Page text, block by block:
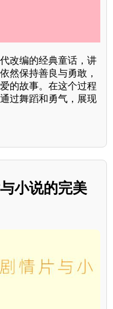
改编的经典童话，讲
然保持善良与勇敢，
的故事。在这个过程
过舞蹈和勇气，展现
小说的完美